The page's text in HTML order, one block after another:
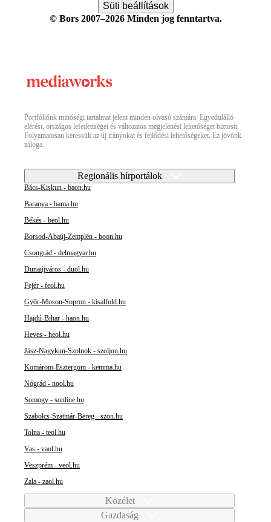
Süti beállítások
© Bors 2007–2026 Minden jog fenntartva.
Portfóliónk minőségi tartalmat jelent minden olvasó számára. Egyedülálló
elérést, országos lefedettséget és változatos megjelenési lehetőséget biztosít.
Folyamatosan keressük az új irányokat és fejlődési lehetőségeket. Ez jövőnk
záloga.
Regionális hírportálok
Bács-Kiskun - baon.hu
Baranya - bama.hu
Békés - beol.hu
Borsod-Abaúj-Zemplén - boon.hu
Csongrád - delmagyar.hu
Dunaújváros - duol.hu
Fejér - feol.hu
Győr-Moson-Sopron - kisalfold.hu
Hajdú-Bihar - haon.hu
Heves - heol.hu
Jász-Nagykun-Szolnok - szoljon.hu
Komárom-Esztergom - kemma.hu
Nógrád - nool.hu
Somogy - sonline.hu
Szabolcs-Szatmár-Bereg - szon.hu
Tolna - teol.hu
Vas - vaol.hu
Veszprém - veol.hu
Zala - zaol.hu
Közélet
Gazdaság